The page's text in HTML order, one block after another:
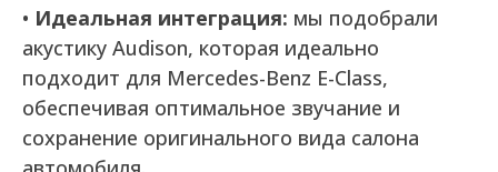
• Идеальная интеграция: мы подобрали
акустику Audison, которая идеально
подходит для Mercedes-Benz E-Class,
обеспечивая оптимальное звучание и
сохранение оригинального вида салона